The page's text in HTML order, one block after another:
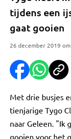
tijdens een
gaat gooien
26 december 2019
Met drie busjes
tienjarige Tygo
naar Geleen. "Ik
gooien voor het